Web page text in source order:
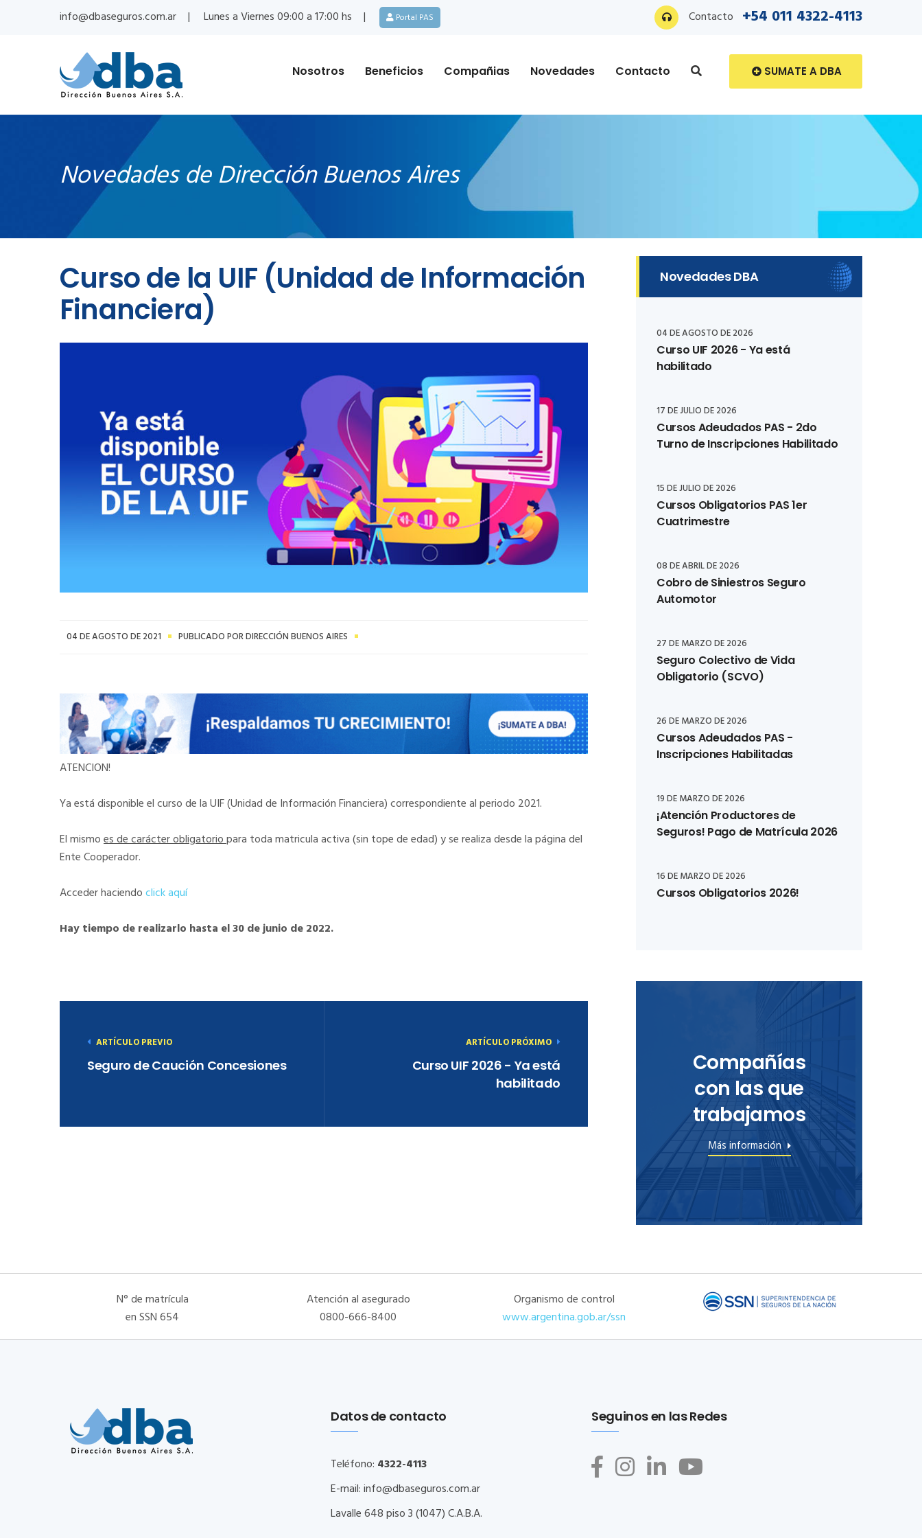
info@dbaseguros.com.ar Lunes a Viernes 09:00 a 17:00 hs Portal PAS Contacto +54 011 4322-4113
Nosotros Beneficios Compañias Novedades Contacto SUMATE A DBA
Novedades de Dirección Buenos Aires
Curso de la UIF (Unidad de Información
Financiera)
04 DE AGOSTO DE 2021 PUBLICADO POR DIRECCIÓN BUENOS AIRES
ATENCION!
Ya está disponible el curso de la UIF (Unidad de Información Financiera) correspondiente al periodo 2021.
El mismoes de carácter obligatoriopara toda matricula activa (sin tope de edad) y se realiza desde la página del
Ente Cooperador.
Acceder haciendoclick aquí
Hay tiempo de realizarlo hasta el 30 de junio de 2022.
ARTÍCULO PREVIO
Seguro de Caución Concesiones
ARTÍCULO PRÓXIMO
Curso UIF 2026 - Ya está
habilitado
Novedades DBA
04 DE AGOSTO DE 2026
Curso UIF 2026 - Ya está
habilitado
17 DE JULIO DE 2026
Cursos Adeudados PAS - 2do
Turno de Inscripciones Habilitado
15 DE JULIO DE 2026
Cursos Obligatorios PAS 1er
Cuatrimestre
08 DE ABRIL DE 2026
Cobro de Siniestros Seguro
Automotor
27 DE MARZO DE 2026
Seguro Colectivo de Vida
Obligatorio (SCVO)
26 DE MARZO DE 2026
Cursos Adeudados PAS -
Inscripciones Habilitadas
19 DE MARZO DE 2026
¡Atención Productores de
Seguros! Pago de Matrícula 2026
16 DE MARZO DE 2026
Cursos Obligatorios 2026!
Compañías
con las que
trabajamos
Más información
N° de matrícula
en SSN 654
Atención al asegurado
0800-666-8400
Organismo de control
www.argentina.gob.ar/ssn
Datos de contacto
Teléfono: 4322-4113
E-mail:info@dbaseguros.com.ar
Lavalle 648 piso 3 (1047) C.A.B.A.
Seguinos en las Redes